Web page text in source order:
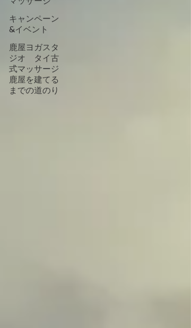
キャンペーン
&イベント
鹿屋ヨガスタ
ジオ タイ古
式マッサージ
鹿屋を建てる
までの道のり